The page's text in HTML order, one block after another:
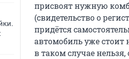
присвоят нужную
(свидетельство о
придётся
автомобиль уже стоит
в таком случае нельзя,